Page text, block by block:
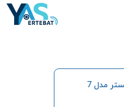
خمیر سلیکونی 4 گرمی کولرمستر مدل 7